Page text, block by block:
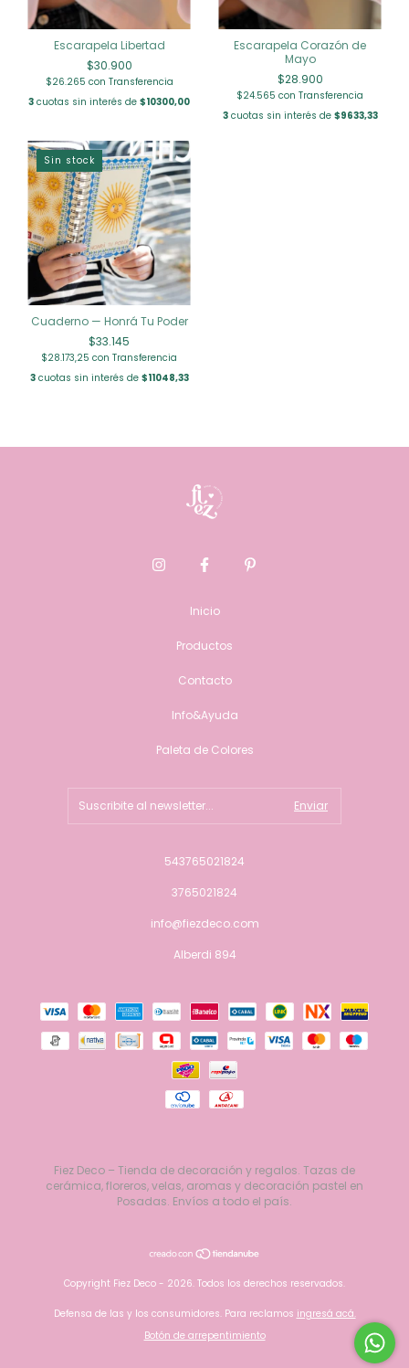
Escarapela Libertad
$30.900
$26.265 con Transferencia
3 cuotas sin interés de $10300,00
Escarapela Corazón de
Mayo
$28.900
$24.565 con Transferencia
3cuotas sin interés de $9633,33
Sin stock
Cuaderno — Honrá Tu Poder
$33.145
$28.173,25 con Transferencia
3cuotas sin interés de $11048,33
Inicio
Productos
Contacto
Info&Ayuda
Paleta de Colores
543765021824
3765021824
info@fiezdeco.com
Alberdi 894
Fiez Deco – Tienda de decoración y regalos. Tazas de
cerámica, floreros, velas, aromas y decoración pastel en
Posadas. Envíos a todo el país.
Copyright Fiez Deco - 2026. Todos los derechos reservados.
Defensa de las y los consumidores. Para reclamos ingresá acá.
Botón de arrepentimiento